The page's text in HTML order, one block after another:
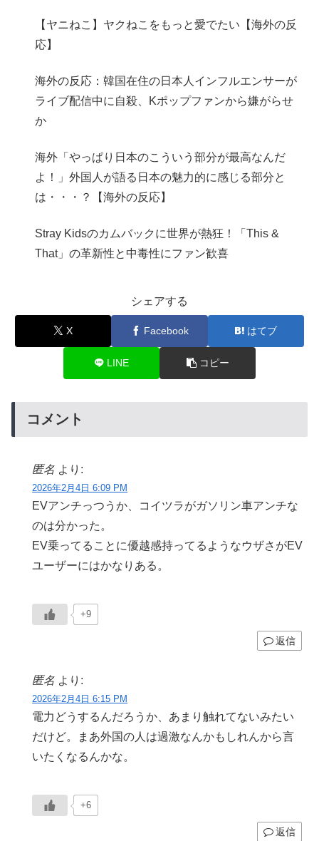
【ヤニねこ】ヤクねこをもっと愛でたい【海外の反
応】
海外の反応：韓国在住の日本人インフルエンサーが
ライブ配信中に自殺、Kポップファンから嫌がらせ
か
海外「やっぱり日本のこういう部分が最高なんだ
よ！」外国人が語る日本の魅力的に感じる部分と
は・・・？【海外の反応】
Stray Kidsのカムバックに世界が熱狂！「This &
That」の革新性と中毒性にファン歓喜
シェアする
X Facebook はてブ
LINE コピー
コメント
匿名 より:
2026年2月4日 6:09 PM
EVアンチっつうか、コイツラがガソリン車アンチな
のは分かった。
EV乗ってることに優越感持ってるようなウザさがEV
ユーザーにはかなりある。
+9
返信
匿名 より:
2026年2月4日 6:15 PM
電力どうするんだろうか、あまり触れてないみたい
だけど。まあ外国の人は過激なんかもしれんから言
いたくなるんかな。
+6
返信